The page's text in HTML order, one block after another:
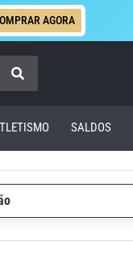
AGORA
SALDOS